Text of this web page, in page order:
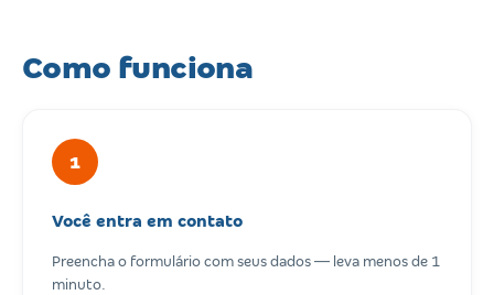
Como funciona
1
Você entra em contato
Preencha o formulário com seus dados — leva menos de 1
minuto.